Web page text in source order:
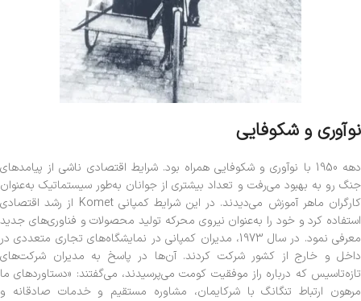
نوآوری و شکوفایی
دهه 1950 با نوآوری و شکوفایی همراه بود. شرایط اقتصادی ناشی از پیامدهای
جنگ رو به بهبود می‌رفت و تعداد بیشتری از جوانان به‌طور سیستماتیک به‌عنوان
کارگران ماهر آموزش می‌دیدند. در این شرایط کمپانی Komet از رشد اقتصادی
استفاده کرد و خود را به‌عنوان نیروی محرکه تولید محصولات و فناوری‌های جدید
معرفی نمود. در سال 1973، مدیران کمپانی در نمایشگاه‌های تجاری متعددی در
داخل و خارج از کشور شرکت کردند. آن‌ها در پاسخ به مدیران شرکت‌های
تازه‌تاسیس که درباره راز موفقیت کومت می‌پرسیدند، می‌گفتند: «دستاوردهای ما
مرهون ارتباط تنگانگ با شرکایمان، مشاوره مستقیم و خدمات صادقانه و